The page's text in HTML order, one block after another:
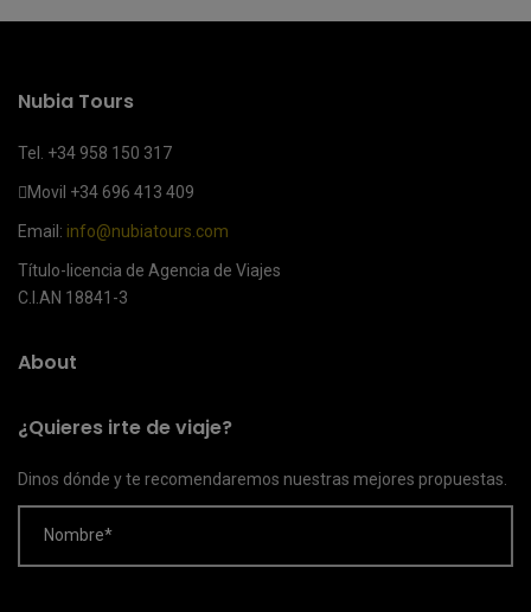
Nubia Tours
Tel. +34 958 150 317
Movil +34 696 413 409
Email: info@nubiatours.com
Título-licencia de Agencia de Viajes
C.I.AN 18841-3
About
¿Quieres irte de viaje?
Dinos dónde y te recomendaremos nuestras mejores propuestas.
Nombre*